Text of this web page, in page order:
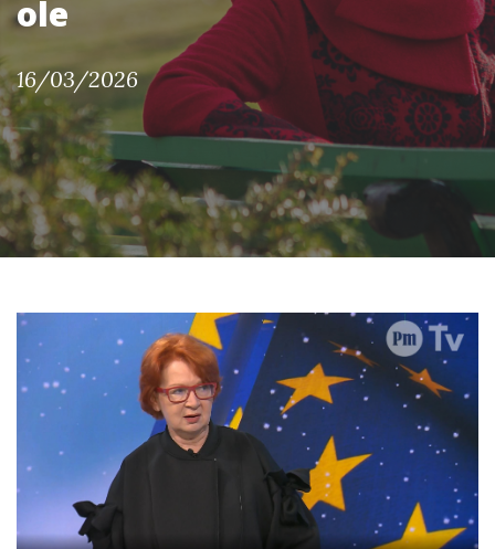
ole
16/03/2026